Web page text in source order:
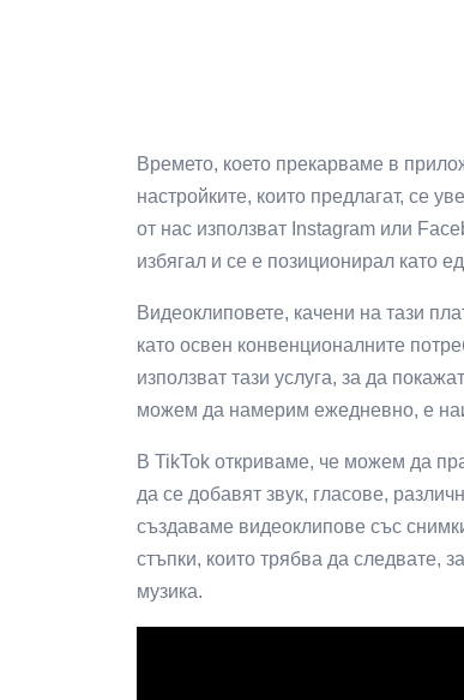
Времето, което прекарваме в
настройките, които предлагат, се
от нас използват Instagram или
избягал и се е позиционирал като
Видеоклиповете, качени на тази
като освен конвенционалните
използват тази услуга, за да
можем да намерим ежедневно, е
В TikTok откриваме, че можем да
да се добавят звук, гласове,
създаваме видеоклипове със
стъпки, които трябва да следвате,
музика.